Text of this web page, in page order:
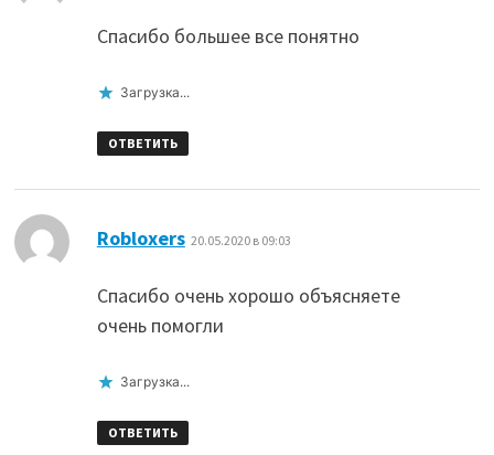
Спасибо большее все понятно
Загрузка...
ОТВЕТИТЬ
Robloxers: 20.05.2020 в 09:03
Спасибо очень хорошо объясняете
очень помогли
Загрузка...
ОТВЕТИТЬ